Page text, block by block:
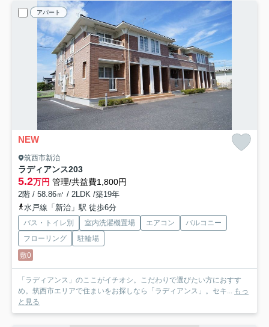
アパート
NEW
筑西市新治
ラディアンス203
5.2万円 管理/共益費1,800円
2階 / 58.86㎡ / 2LDK /築19年
水戸線「新治」駅 徒歩6分
バス・トイレ別 室内洗濯機置場 エアコン
バルコニー
フローリング
駐輪場
敷0
「ラディアンス」のここがイチオシ。こだわりで選びたい方におすす
め。筑西市エリアで住まいをお探しなら「ラディアンス」。セキ... もっ
と見る